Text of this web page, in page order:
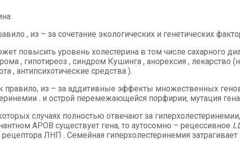
, из – за сочетание экологических и генетических
повысить уровень холестерина в том числе сахарного
, гипотиреоз , синдром Кушинга , анорексия ,
, антипсихотические средства ).
правило, из – за аддитивные эффекты множественных
. и острой перемежающейся порфирии, мутация
случаях полностью отвечают за
APOB существует гена, то аутосомно – рецессивное
рецептора ЛНП . Семейная гиперхолестеринемия